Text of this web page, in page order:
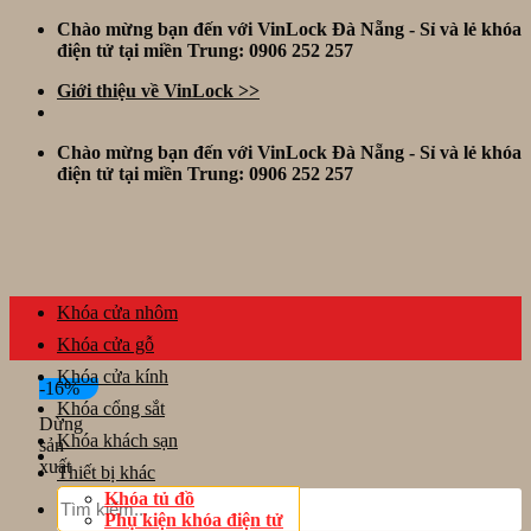
Skip
Chào mừng bạn đến với VinLock Đà Nẵng - Sỉ và lẻ khóa
điện tử tại miền Trung: 0906 252 257
Giới thiệu về VinLock >>
Chào mừng bạn đến với VinLock Đà Nẵng - Sỉ và lẻ khóa
điện tử tại miền Trung: 0906 252 257
Tìm
kiếm:
Khóa cửa nhôm
Khóa cửa gỗ
Khóa cửa kính
Khóa cổng sắt
Khóa khách sạn
Thiết bị khác
Khóa tủ đồ
Phụ kiện khóa điện tử
-16%
Dừng
sản
xuất